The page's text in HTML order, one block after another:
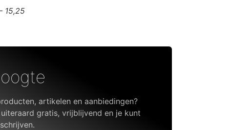
15,25
artikelen en aanbiedingen?
gratis, vrijblijvend en je kunt